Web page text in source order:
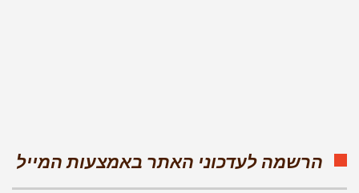
הרשמה לעדכוני האתר באמצעות המייל